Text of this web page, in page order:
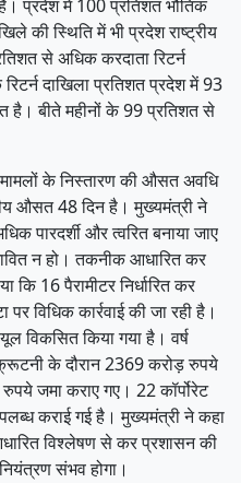
प्रदेश में 100 प्रतिशत भौतिक
की स्थिति में भी प्रदेश राष्ट्रीय
से अधिक करदाता रिटर्न
दाखिला प्रतिशत प्रदेश में 93
है। बीते महीनों के 99 प्रतिशत से
के निस्तारण की औसत अवधि
औसत 48 दिन है। मुख्यमंत्री ने
पारदर्शी और त्वरित बनाया जाए
न हो। तकनीक आधारित कर
16 पैरामीटर निर्धारित कर
पर विधिक कार्रवाई की जा रही है।
विकसित किया गया है। वर्ष
के दौरान 2369 करोड़ रुपये
जमा कराए गए। 22 कॉर्पोरेट
कराई गई है। मुख्यमंत्री ने कहा
विश्लेषण से कर प्रशासन की
संभव होगा।